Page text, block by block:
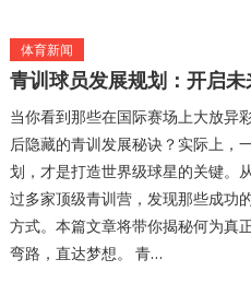
体育新闻
青训球员发展规划：开启
当你看到那些在国际赛场上大放异
后隐藏的青训发展秘诀？实际上，
划，才是打造世界级球星的关键。
过多家顶级青训营，发现那些成功
方式。本篇文章将带你揭秘何为真
弯路，直达梦想。 青…